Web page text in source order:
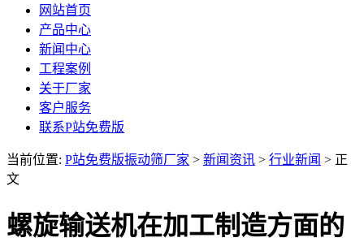
网站首页
产品中心
新闻中心
工程案例
关于厂家
客户服务
联系P站免费版
当前位置: P站免费版振动筛厂家 > 新闻资讯 > 行业新闻 > 正
文
螺旋输送机在加工制造方面的